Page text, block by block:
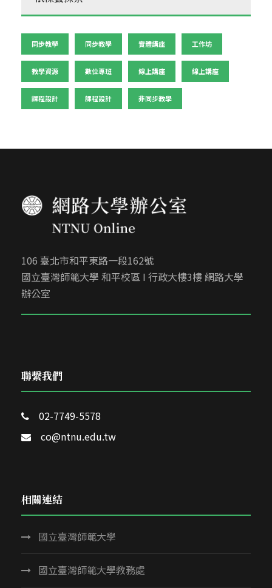
同步教學 同步教學 實體講座 工作坊
教學資源 數位專班 線上講座 線上講座
課程設計 課程設計 非同步教學
106 臺北市和平東路一段162號
國立臺灣師範大學 和平校區 I 行政大樓3樓 網路大學
辦公室
聯繫我們
02-7749-5578
co@ntnu.edu.tw
相關連結
國立臺灣師範大學
國立臺灣師範大學教務處